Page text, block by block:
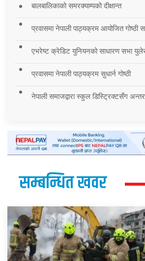
बालबालिकाको समरक्याम्पको दीक्षान्त
प्रवासमा नेपाली पाठ्यक्रम आयोजित गोष्ठी
एभरेष्ट क्रेडिट युनियनको साधारण सभा
प्रवासमा नेपाली पाठ्यक्रम सुधार्न गोष्ठी
नेपाली समाजद्वारा स्कुल डिस्ट्रिक्टसँग
सम्बन्धित खवर